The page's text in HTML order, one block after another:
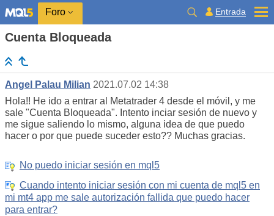
Foro Entrada
Cuenta Bloqueada
Angel Palau Milian 2021.07.02 14:38
Hola!! He ido a entrar al Metatrader 4 desde el móvil, y me
sale "Cuenta Bloqueada". Intento inciar sesión de nuevo y
me sigue saliendo lo mismo, alguna idea de que puedo
hacer o por que puede suceder esto?? Muchas gracias.
No puedo iniciar sesión en mql5
Cuando intento iniciar sesión con mi cuenta de mql5 en
mi mt4 app me sale autorización fallida que puedo hacer
para entrar?